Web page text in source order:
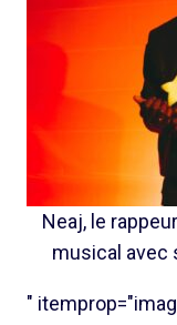
Neaj, le
musical avec
"